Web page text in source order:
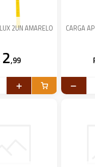
2UN AMARELO
2,99
CARGA